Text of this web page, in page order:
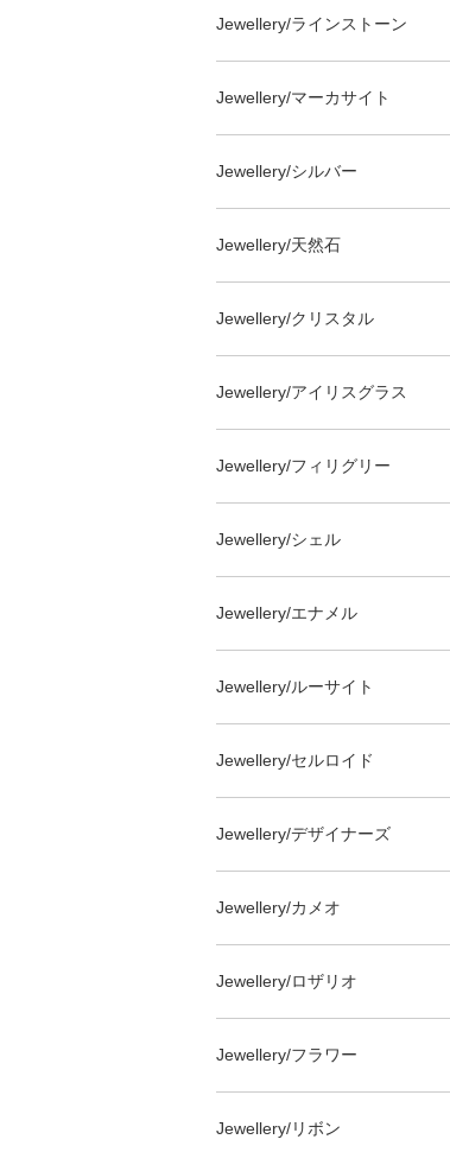
Jewellery/ラインストーン
Jewellery/マーカサイト
Jewellery/シルバー
Jewellery/天然石
Jewellery/クリスタル
Jewellery/アイリスグラス
Jewellery/フィリグリー
Jewellery/シェル
Jewellery/エナメル
Jewellery/ルーサイト
Jewellery/セルロイド
Jewellery/デザイナーズ
Jewellery/カメオ
Jewellery/ロザリオ
Jewellery/フラワー
Jewellery/リボン